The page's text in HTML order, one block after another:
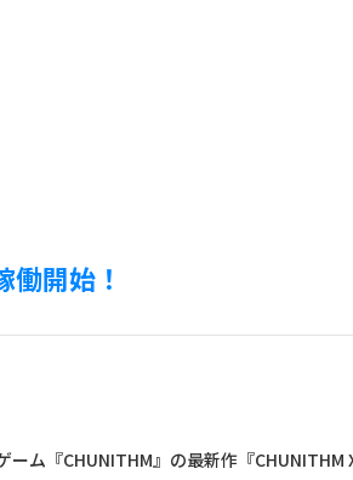
開始！
ム『CHUNITHM』の最新作『CHUNITHM